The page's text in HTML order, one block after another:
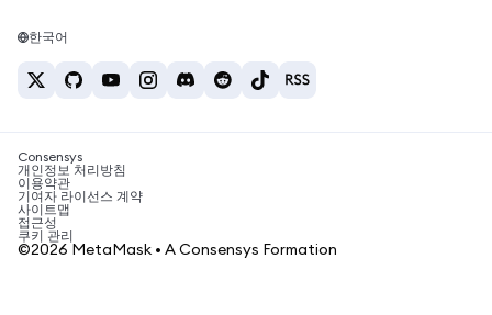
채용
테더 가격
BTC를 INR로 환전
ETH를 USDT로 환전
USDT 매수
SHIB 매수
BNB 매수
솔라나 지갑
암호화폐 세금 뉴스
암호화폐 매수 방법
비트코인 매도 방법
한국어
Consensys
개인정보 처리방침
이용약관
기여자 라이선스 계약
사이트맵
접근성
쿠키 관리
©2026 MetaMask • A Consensys Formation